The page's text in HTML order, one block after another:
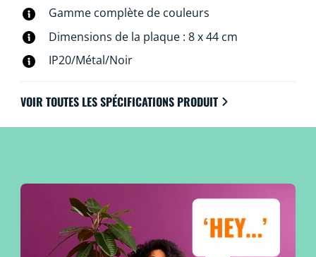
Gamme complète de couleurs
Dimensions de la plaque : 8 x 44 cm
IP20/Métal/Noir
VOIR TOUTES LES SPÉCIFICATIONS PRODUIT